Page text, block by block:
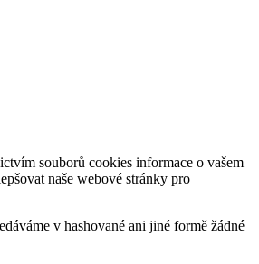
souborů cookies informace o vašem
naše webové stránky pro
v hashované ani jiné formě žádné